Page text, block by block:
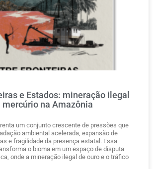
e Estados: mineração ilegal
na Amazônia
um conjunto crescente de pressões que
ambiental acelerada, expansão de
e fragilidade da presença estatal. Essa
o bioma em um espaço de disputa
onde a mineração ilegal de ouro e o tráfico